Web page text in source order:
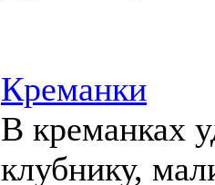
Креманки
В креманках
клубнику,